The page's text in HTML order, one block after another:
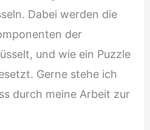
Dabei werden die
der
und wie ein Puzzle
Gerne stehe ich
durch meine Arbeit zur